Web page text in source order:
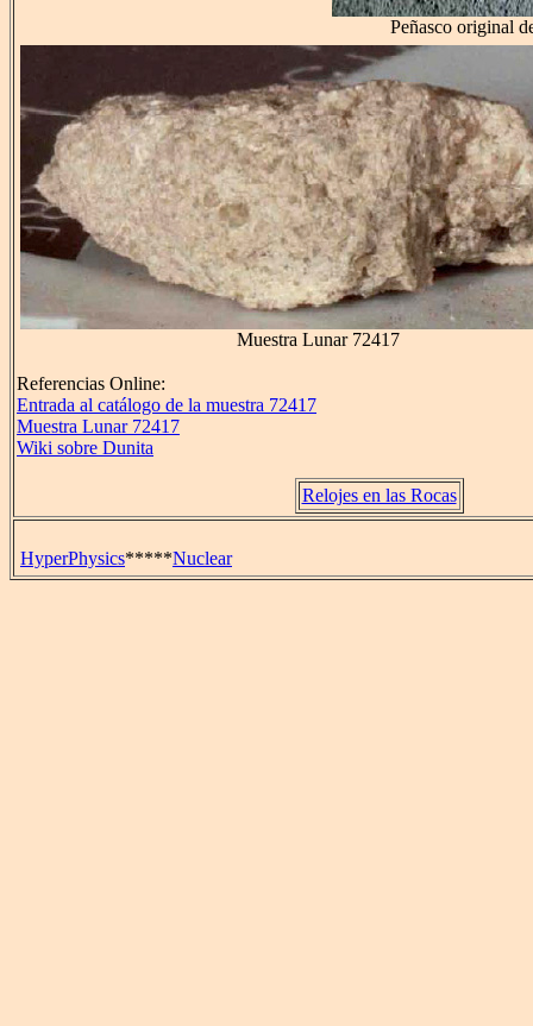
Peñasco original
Muestra Lunar 72417
Referencias Online:
Entrada al catálogo de la muestra 72417
Muestra Lunar 72417
Wiki sobre Dunita
Relojes en las Rocas
HyperPhysics*****Nuclear